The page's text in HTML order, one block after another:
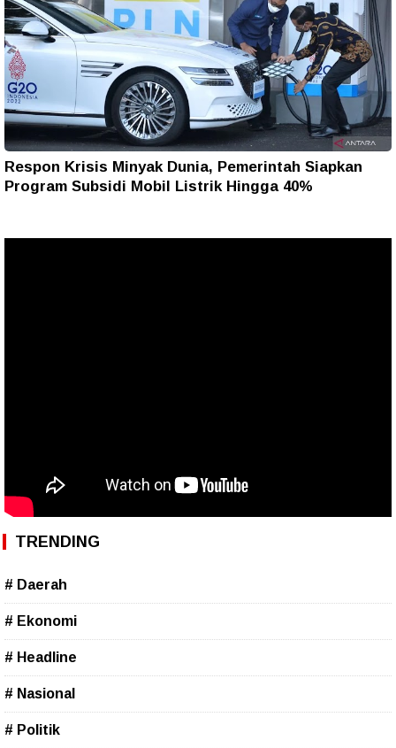
Respon Krisis Minyak Dunia, Pemerintah Siapkan
Program Subsidi Mobil Listrik Hingga 40%
TRENDING
# Daerah
# Ekonomi
# Headline
# Nasional
# Politik